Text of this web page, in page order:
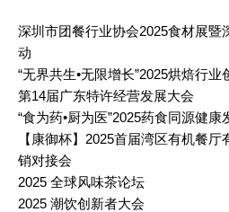
深圳市团餐行业协会2025食材展暨
动
“无界共生•无限增长”2025烘焙行业
第14届广东特许经营发展大会
“食为药•厨为医”2025药食同源健康
【康御杯】2025首届湾区有机餐
销对接会
2025 全球风味茶论坛
2025 潮饮创新者大会